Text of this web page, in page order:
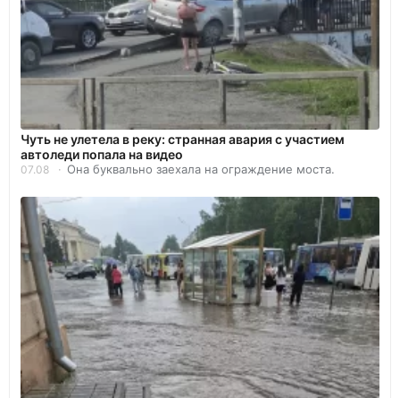
Чуть не улетела в реку: странная авария с участием
автоледи попала на видео
07.08 Она буквально заехала на ограждение моста.